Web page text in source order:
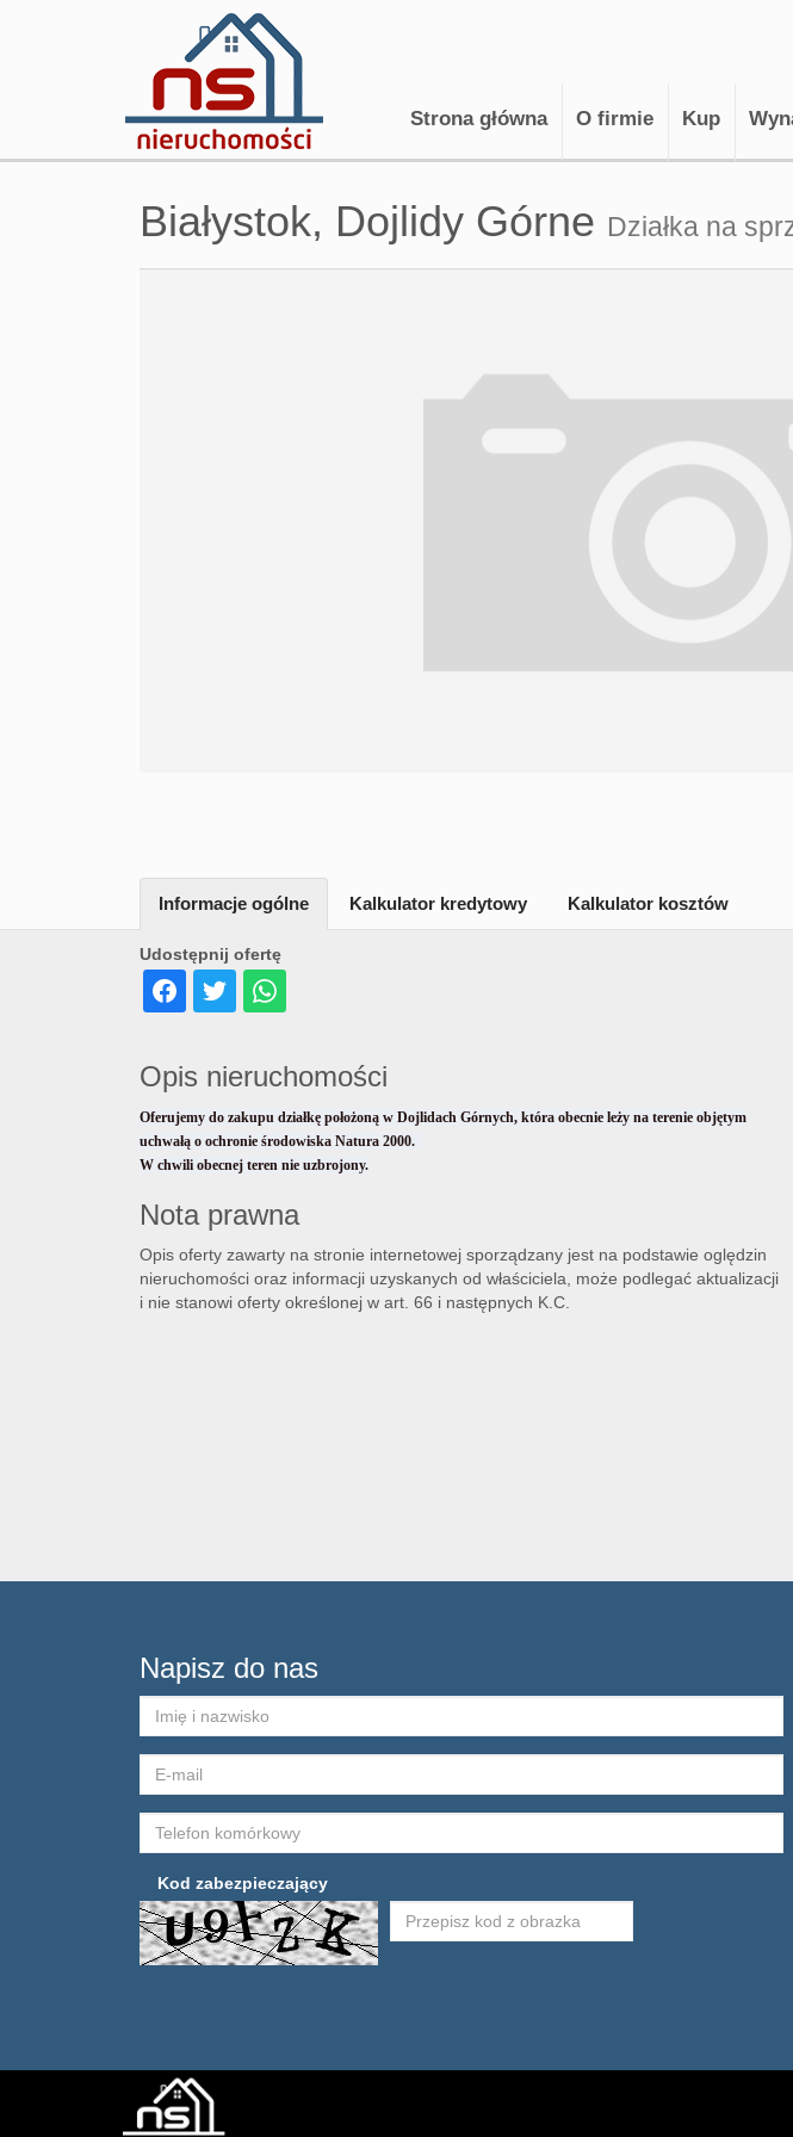
Strona główna O firmie Kup
Białystok, Dojlidy Górne Działka na
Udostępnij ofertę
Informacje ogólne Kalkulator kredytowy Kalkulator kosztów
Opis nieruchomości
Oferujemy do zakupu działkę położoną w Dojlidach Górnych, która obecnie leży na terenie objętym
uchwałą o ochronie środowiska Natura 2000.
W chwili obecnej teren nie uzbrojony.
Nota prawna
Opis oferty zawarty na stronie internetowej sporządzany jest na podstawie oględzin
nieruchomości oraz informacji uzyskanych od właściciela, może podlegać aktualizacji
i nie stanowi oferty określonej w art. 66 i następnych K.C.
Napisz do nas
Kod zabezpieczający